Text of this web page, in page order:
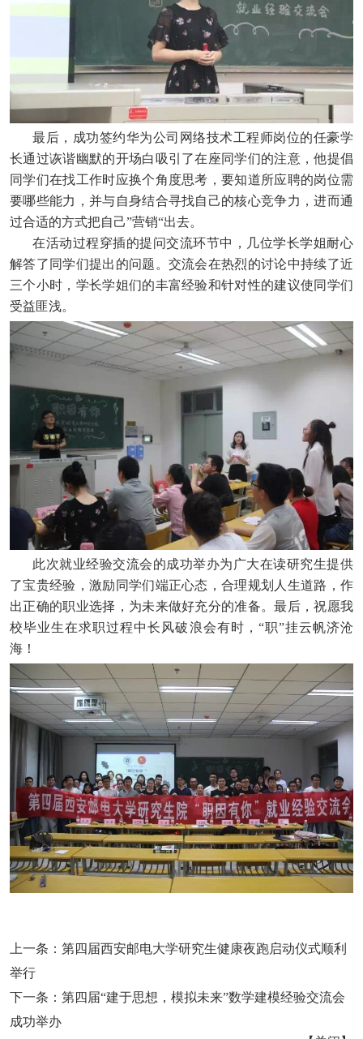
最后，成功签约华为公司网络技术工程师岗位的任豪学
长通过诙谐幽默的开场白吸引了在座同学们的注意，他提倡
同学们在找工作时应换个角度思考，要知道所应聘的岗位需
要哪些能力，并与自身结合寻找自己的核心竞争力，进而通
过合适的方式把自己”营销“出去。
在活动过程穿插的提问交流环节中，几位学长学姐耐心
解答了同学们提出的问题。交流会在热烈的讨论中持续了近
三个小时，学长学姐们的丰富经验和针对性的建议使同学们
受益匪浅。
此次就业经验交流会的成功举办为广大在读研究生提供
了宝贵经验，激励同学们端正心态，合理规划人生道路，作
出正确的职业选择，为未来做好充分的准备。最后，祝愿我
校毕业生在求职过程中长风破浪会有时， “职”挂云帆济沧
海！
上一条： 第四届西安邮电大学研究生健康夜跑启动仪式顺利
举行
下一条： 第四届“建于思想，模拟未来”数学建模经验交流会
成功举办